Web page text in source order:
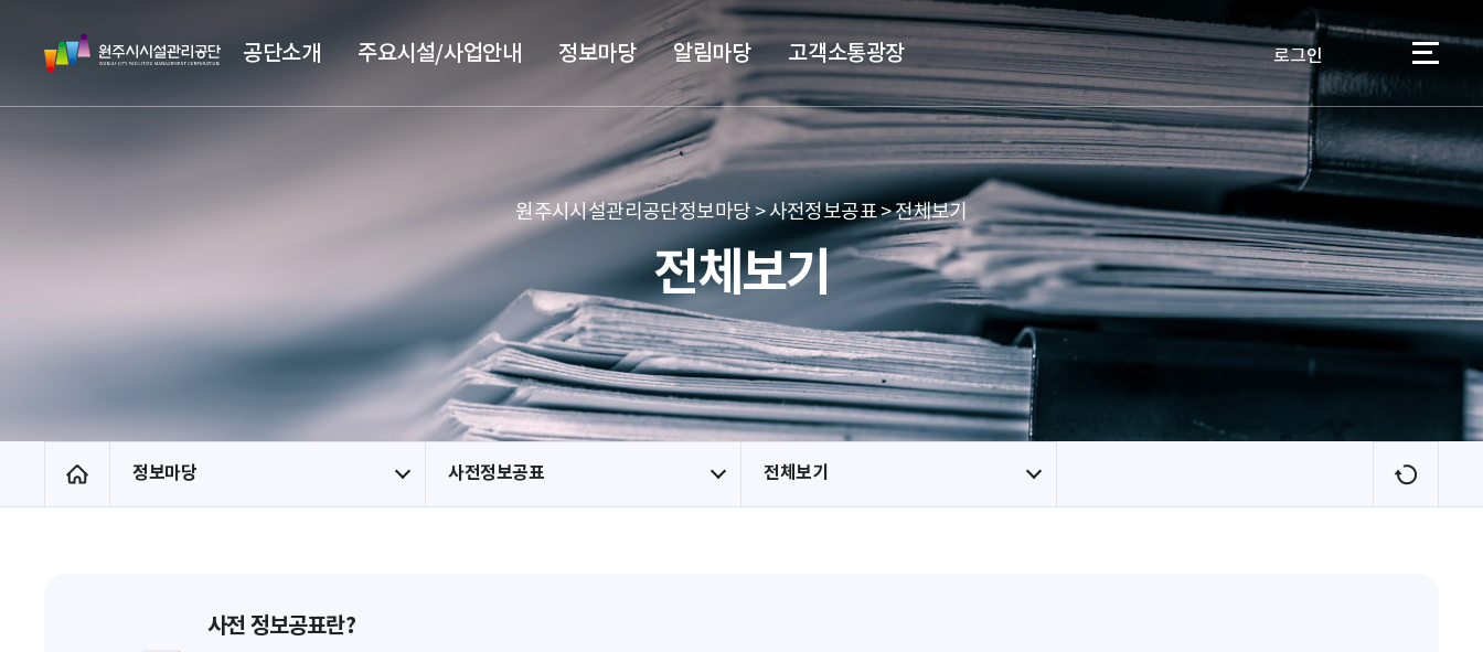
본문 바로가기
메뉴 바로가기
원
주
시
관
단
공단소개 주요시설/사업안내 정보마당 알림마당 고객소통광장 로그인 이용자
원주시시설관리공단정보마당 > 사전정보공표 > 전체보기
전체보기
홈 정보마당 사전정보공표 전체보기
새
로
사전 정보공표란?